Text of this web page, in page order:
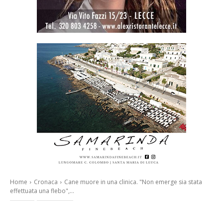
Home Cronaca
Cane muore in una clinica. "Non emerge sia stata
effettuata una flebo",...